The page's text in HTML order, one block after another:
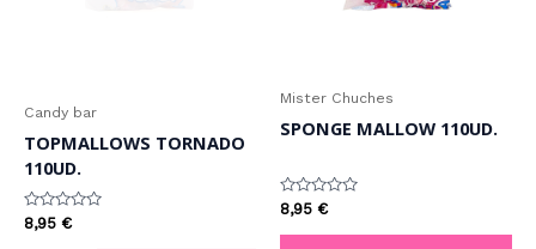
Candy bar
TOPMALLOWS TORNADO
110UD.
Valorado
con
8,95 €
Mister Chuches
SPONGE MALLOW 110UD.
Valorado
con
0
8,95 €